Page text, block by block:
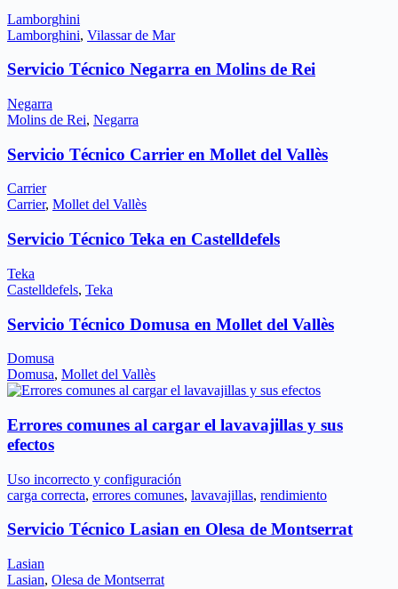
Lamborghini
Lamborghini, Vilassar de Mar
Servicio Técnico Negarra en Molins de Rei
Negarra
Molins de Rei, Negarra
Servicio Técnico Carrier en Mollet del Vallès
Carrier
Carrier, Mollet del Vallès
Servicio Técnico Teka en Castelldefels
Teka
Castelldefels, Teka
Servicio Técnico Domusa en Mollet del Vallès
Domusa
Domusa, Mollet del Vallès
Errores comunes al cargar el lavavajillas y sus
efectos
Uso incorrecto y configuración
carga correcta, errores comunes, lavavajillas, rendimiento
Servicio Técnico Lasian en Olesa de Montserrat
Lasian
Lasian, Olesa de Montserrat